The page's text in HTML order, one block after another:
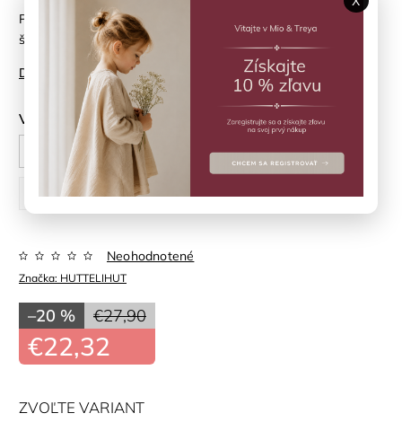
Plavkový klobúk HUTTELIHUT - letná klasika v jemnom
škandinávskom prevedení
Detailné informácie
Veľkosť doplnky
6-12 M
12-24 M 2-4 R 4-6 R
6-8 R
Značka: HUTTELIHUT
Neohodnotené
€27,90
–20 %
€22,32
ZVOĽTE VARIANT